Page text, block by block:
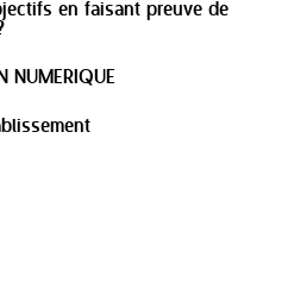
en faisant preuve de
NUMERIQUE